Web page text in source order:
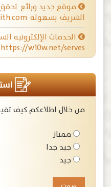
موقع جديد ورائع
الشريف بسهولة http://hdith.com
الخدمات الإلكترونيه
https://w10w.net/serves/
من خلال اطلاعكم كيف
ممتاز
جيد جدا
جيد